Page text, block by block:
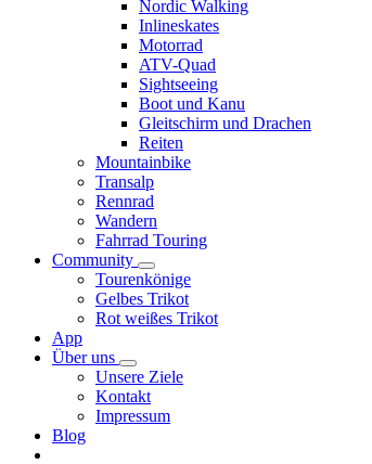
Nordic Walking
Inlineskates
Motorrad
ATV-Quad
Sightseeing
Boot und Kanu
Gleitschirm und Drachen
Reiten
Mountainbike
Transalp
Rennrad
Wandern
Fahrrad Touring
Community
Tourenkönige
Gelbes Trikot
Rot weißes Trikot
App
Über uns
Unsere Ziele
Kontakt
Impressum
Blog